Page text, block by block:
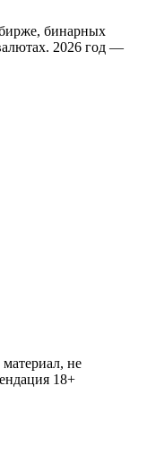
бинарных
2026 год —
не
18+